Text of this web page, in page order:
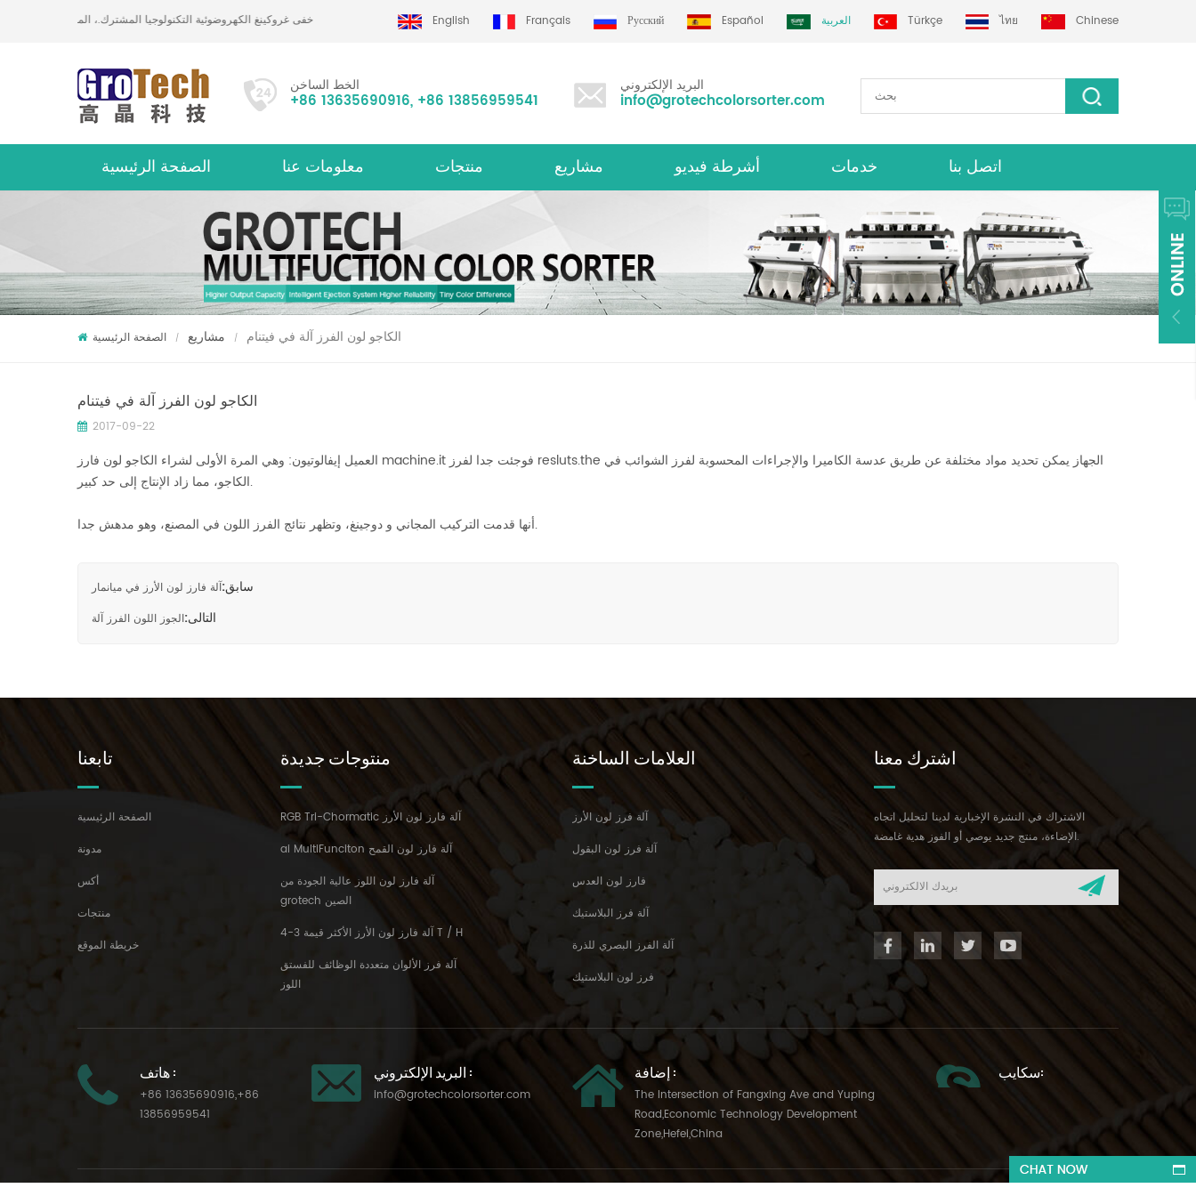
خفى غروكينغ الكهروضوئية التكنولوجيا المشترك.، المحدودة English Français Русский Español العربية Türkçe ไทย Chinese
الخط الساخن
+86 13635690916, +86 13856959541
البريد الإلكتروني
info@grotechcolorsorter.com
الصفحة الرئيسية معلومات عنا منتجات مشاريع أشرطة فيديو خدمات اتصل بنا
الصفحة الرئيسية / مشاريع / الكاجو لون الفرز آلة في فيتنام
الكاجو لون الفرز آلة في فيتنام
2017-09-22
العميل إيفالوتيون: وهي المرة الأولى لشراء الكاجو لون فارز machine.it فوجئت جدا لفرز resluts.the الجهاز يمكن تحديد مواد مختلفة عن طريق عدسة الكاميرا والإجراءات المحسوبة لفرز الشوائب في
الكاجو، مما زاد الإنتاج إلى حد كبير.
أنها قدمت التركيب المجاني و دوجينغ، وتظهر نتائج الفرز اللون في المصنع، وهو مدهش جدا.
سابق:آلة فارز لون الأرز في ميانمار
التالى:الجوز اللون الفرز آلة
تابعنا
الصفحة الرئيسية
مدونة
أكس
منتجات
خريطة الموقع
منتوجات جديدة
RGB Tri-Chormatic آلة فارز لون الأرز
ai MultiFunciton آلة فارز لون القمح
آلة فارز لون اللوز عالية الجودة من
grotech الصين
آلة فارز لون الأرز الأكثر قيمة 3-4 T / H
آلة فرز الألوان متعددة الوظائف للفستق
اللوز
العلامات الساخنة
آلة فرز لون الأرز
آلة فرز لون البقول
فارز لون العدس
آلة فرز البلاستيك
آلة الفرز البصري للذرة
فرز لون البلاستيك
اشترك معنا
الاشتراك في النشرة الإخبارية لدينا لتحليل اتجاه
الإضاءة، منتج جديد يوصي أو الفوز هدية غامضة.
هاتف :
+86 13635690916,+86
13856959541
البريد الإلكتروني :
info@grotechcolorsorter.com
إضافة :
The Intersection of Fangxing Ave and Yuping
Road,Economic Technology Development
Zone,Hefei,China
سكايب: